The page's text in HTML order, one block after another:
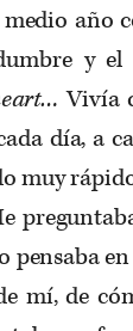
año
y el
Vivía
día, a
muy
pensaba
mí, de